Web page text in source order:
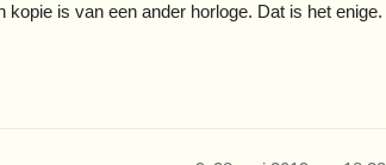
kopie is van een ander horloge. Dat is het enige.